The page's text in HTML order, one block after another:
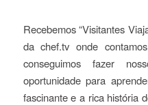
Recebemos “Visitantes
da chef.tv onde
conseguimos fazer
oportunidade para
fascinante e a rica história